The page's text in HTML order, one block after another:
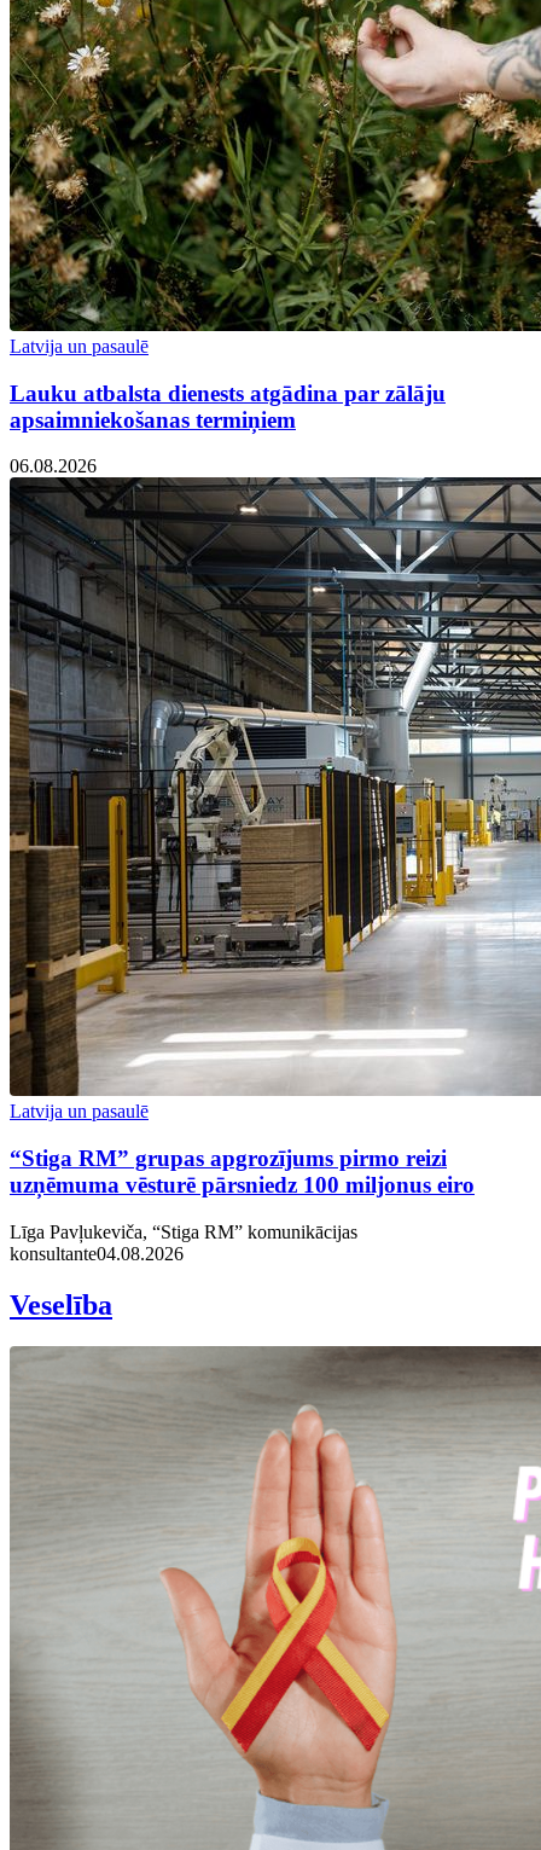
Latvija un pasaulē
Lauku atbalsta dienests atgādina par zālāju
apsaimniekošanas termiņiem
06.08.2026
Latvija un pasaulē
“Stiga RM” grupas apgrozījums pirmo reizi
uzņēmuma vēsturē pārsniedz 100 miljonus eiro
Līga Pavļukeviča, “Stiga RM” komunikācijas
konsultante04.08.2026
Veselība